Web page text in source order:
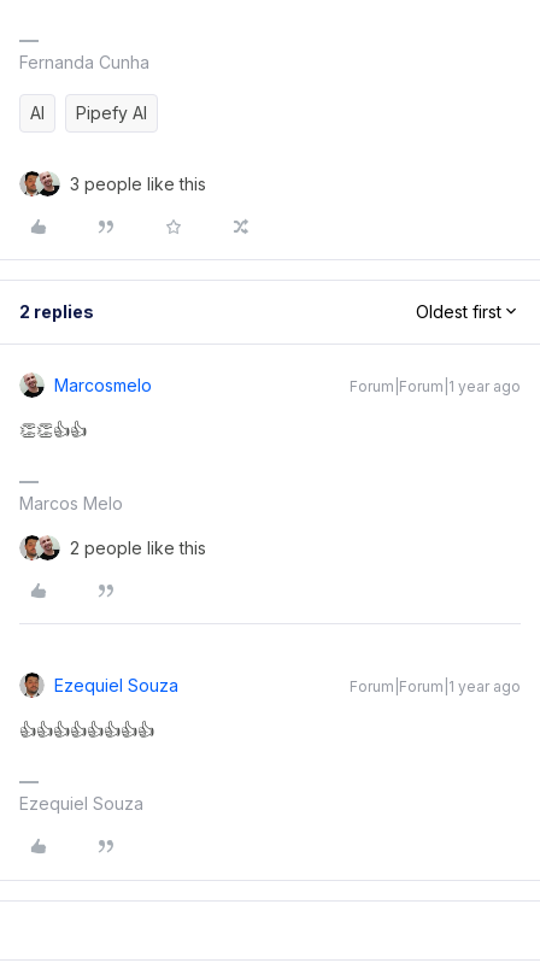
Fernanda Cunha
AI Pipefy AI
3 people like this
2 replies Oldest first
Marcosmelo Forum|Forum|1 year ago
👏👏👍👍
Marcos Melo
2 people like this
Ezequiel Souza Forum|Forum|1 year ago
👍👍👍👍👍👍👍👍
Ezequiel Souza